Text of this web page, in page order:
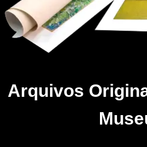
Arquivos